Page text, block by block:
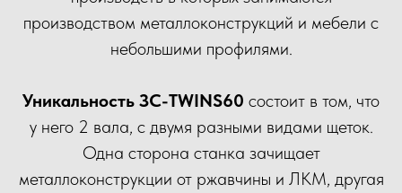
производством металлоконструкций и мебели с
небольшими профилями.
Уникальность ЗС-TWINS60 состоит в том, что
у него 2 вала, с двумя разными видами щеток.
Одна сторона станка зачищает
металлоконструкции от ржавчины и ЛКМ, другая